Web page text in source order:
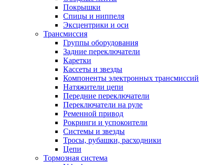
Покрышки
Спицы и ниппеля
Эксцентрики и оси
Трансмиссия
Группы оборудования
Задние переключатели
Каретки
Кассеты и звезды
Компоненты электронных трансмиссий
Натяжители цепи
Передние переключатели
Переключатели на руле
Ременной привод
Рокринги и успокоители
Системы и звезды
Тросы, рубашки, расходники
Цепи
Тормозная система